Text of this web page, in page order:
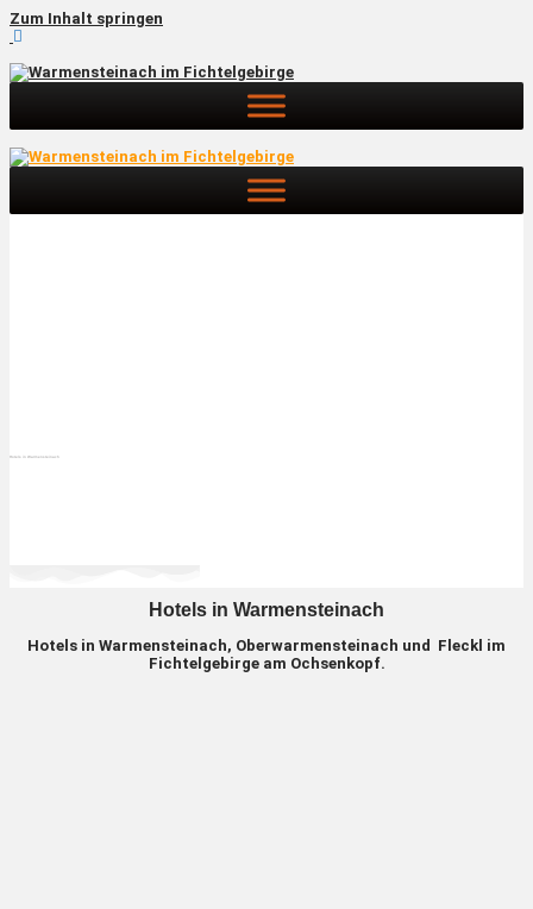
Zum Inhalt springen
Hotels in Warmensteinach
Hotels in Warmensteinach
Hotels in Warmensteinach, Oberwarmensteinach und Fleckl im
Fichtelgebirge am Ochsenkopf.